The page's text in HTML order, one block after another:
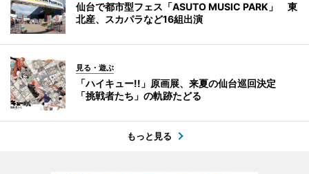
仙台で都市型フェス「ASUTO MUSIC PARK」 東
北産、スカパラなど16組出演
見る・遊ぶ
「ハイキュー!!」原画展、来夏の仙台巡回決定
「挑戦者たち」の軌跡たどる
もっと見る